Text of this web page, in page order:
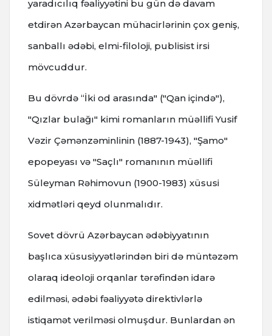
yaradıcılıq fəaliyyətini bu gün də davam
etdirən Azərbaycan mühacirlərinin çox geniş,
sanballı ədəbi, elmi-filoloji, publisist irsi
mövcuddur.
Bu dövrdə “İki od arasında" ("Qan içində"),
"Qızlar bulağı" kimi romanların müəllifi Yusif
Vəzir Çəmənzəminlinin (1887-1943), "Şamo"
epopeyası və "Saçlı" romanının müəllifi
Süleyman Rəhimovun (1900-1983) xüsusi
xidmətləri qeyd olunmalıdır.
Sovet dövrü Azərbaycan ədəbiyyatının
başlıca xüsusiyyətlərindən biri də müntəzəm
olaraq ideoloji orqanlar tərəfindən idarə
edilməsi, ədəbi fəaliyyətə direktivlərlə
istiqamət verilməsi olmuşdur. Bunlardan ən